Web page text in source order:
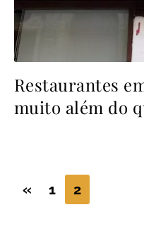
Restaurantes
muito além do
« 1 2